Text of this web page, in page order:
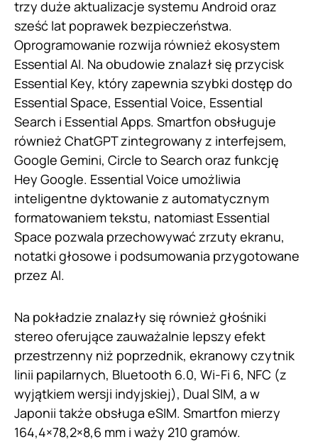
trzy duże aktualizacje systemu Android oraz
sześć lat poprawek bezpieczeństwa.
Oprogramowanie rozwija również ekosystem
Essential AI. Na obudowie znalazł się przycisk
Essential Key, który zapewnia szybki dostęp do
Essential Space, Essential Voice, Essential
Search i Essential Apps. Smartfon obsługuje
również ChatGPT zintegrowany z interfejsem,
Google Gemini, Circle to Search oraz funkcję
Hey Google. Essential Voice umożliwia
inteligentne dyktowanie z automatycznym
formatowaniem tekstu, natomiast Essential
Space pozwala przechowywać zrzuty ekranu,
notatki głosowe i podsumowania przygotowane
przez AI.
Na pokładzie znalazły się również głośniki
stereo oferujące zauważalnie lepszy efekt
przestrzenny niż poprzednik, ekranowy czytnik
linii papilarnych, Bluetooth 6.0, Wi-Fi 6, NFC (z
wyjątkiem wersji indyjskiej), Dual SIM, a w
Japonii także obsługa eSIM. Smartfon mierzy
164,4×78,2×8,6 mm i waży 210 gramów.